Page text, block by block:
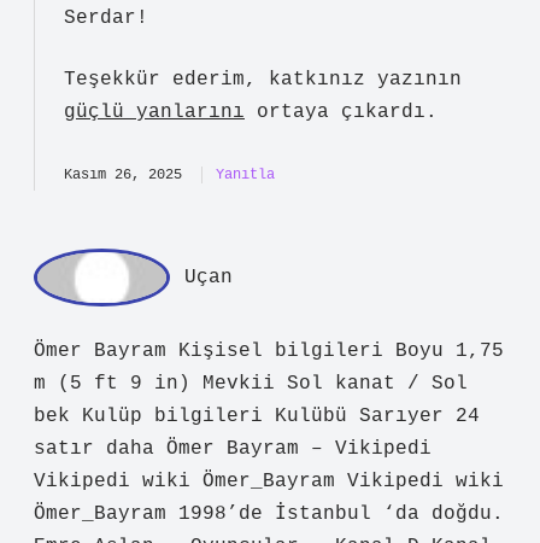
Serdar!
Teşekkür ederim, katkınız yazının
güçlü yanlarını ortaya çıkardı.
Kasım 26, 2025 Yanıtla
Ömer Bayram Kişisel bilgileri Boyu 1,75
m (5 ft 9 in) Mevkii Sol kanat / Sol
bek Kulüp bilgileri Kulübü Sarıyer 24
satır daha Ömer Bayram – Vikipedi
Vikipedi wiki Ömer_Bayram Vikipedi wiki
Ömer_Bayram 1998’de İstanbul ‘da doğdu.